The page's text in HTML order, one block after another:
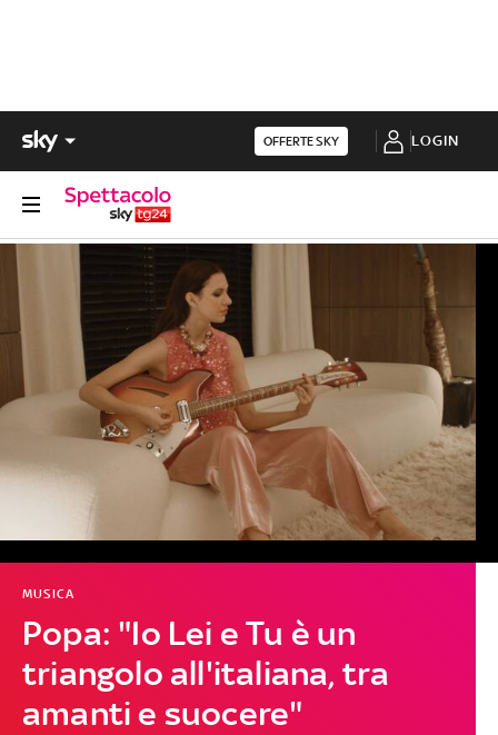
OFFERTE SKY LOGIN
Popa: "Io Lei e Tu è un
triangolo all'italiana, tra
amanti e suocere"
MUSICA